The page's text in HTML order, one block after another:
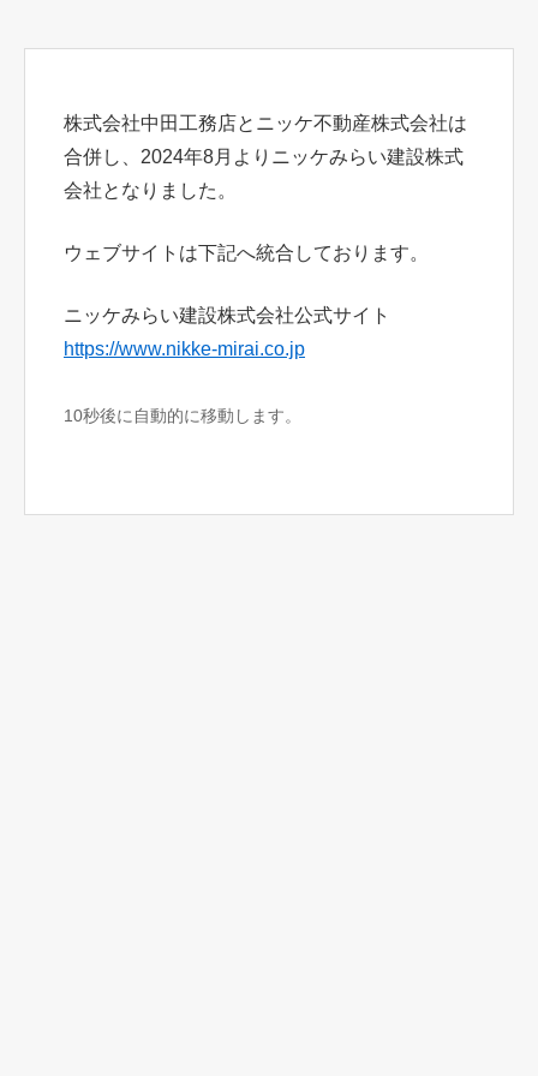
株式会社中田工務店とニッケ不動産株式会社は
合併し、2024年8月よりニッケみらい建設株式
会社となりました。
ウェブサイトは下記へ統合しております。
ニッケみらい建設株式会社公式サイト
https://www.nikke-mirai.co.jp
10秒後に自動的に移動します。